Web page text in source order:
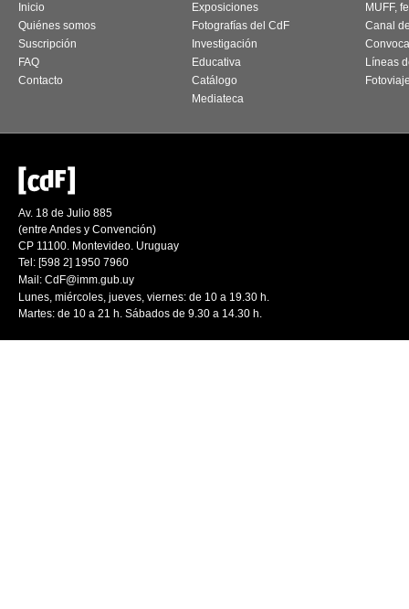
Inicio
Quiénes somos
Suscripción
FAQ
Contacto
Exposiciones
Fotografías del CdF
Investigación
Educativa
Catálogo
Mediateca
MUFF,
Canal
Líneas
Av. 18 de Julio 885
(entre Andes y Convención)
CP 11100. Montevideo. Uruguay
Tel: [598 2] 1950 7960
Mail: CdF@imm.gub.uy
Lunes, miércoles, jueves, viernes: de 10 a 19.30 h.
Martes: de 10 a 21 h. Sábados de 9.30 a 14.30 h.